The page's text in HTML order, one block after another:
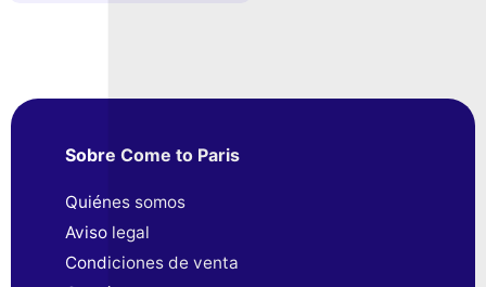
Sobre Come to Paris
Quiénes somos
Aviso legal
Condiciones de venta